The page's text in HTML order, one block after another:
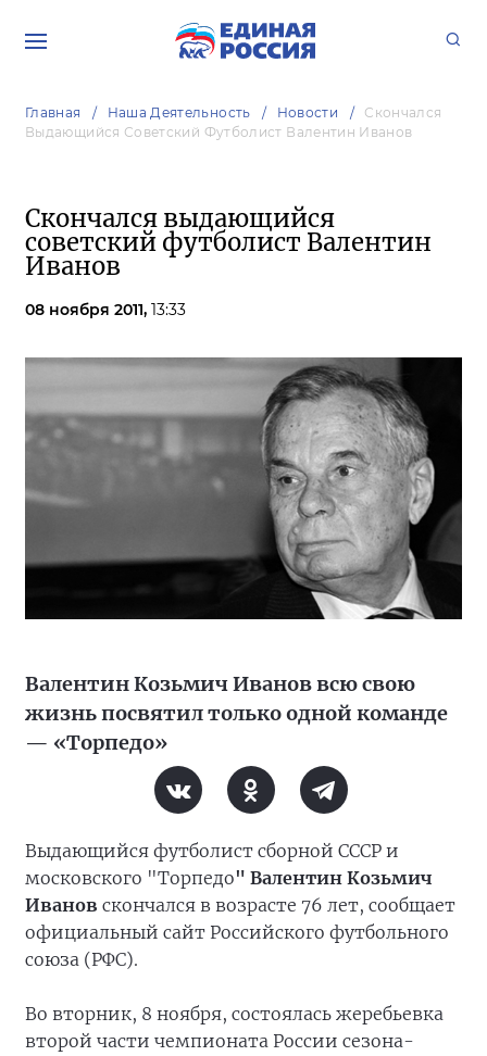
Главная Наша Деятельность Новости
Скончался
Выдающийся Советский Футболист Валентин Иванов
Скончался выдающийся
советский футболист Валентин
Иванов
08 ноября 2011, 13:33
Валентин Козьмич Иванов всю свою
жизнь посвятил только одной команде
— «Торпедо»
Выдающийся футболист сборной СССР и
московского "Торпедо" Валентин Козьмич
Иванов скончался в возрасте 76 лет, сообщает
официальный сайт Российского футбольного
союза (РФС).
Во вторник, 8 ноября, состоялась жеребьевка
второй части чемпионата России сезона-